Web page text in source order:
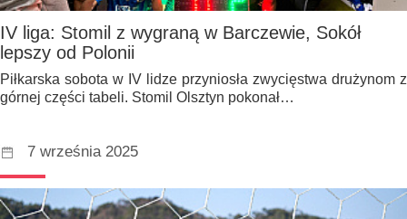
IV liga: Stomil z wygraną w Barczewie, Sokół
lepszy od Polonii
Piłkarska sobota w IV lidze przyniosła zwycięstwa drużynom z
górnej części tabeli. Stomil Olsztyn pokonał…
7 września 2025